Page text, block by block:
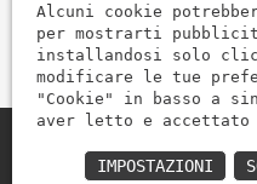
Zem Marmi P.I. 03463990246
Alcuni cookie
per mostrarti
installandosi solo
modificare le tue
"Cookie" in basso a
aver letto e
IMPOSTAZIONI